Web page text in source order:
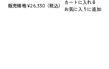
販売価格:¥26,330（税込）
カートに入れる
お気に入りに追加